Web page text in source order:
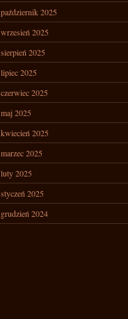
październik 2025
wrzesień 2025
sierpień 2025
lipiec 2025
czerwiec 2025
maj 2025
kwiecień 2025
marzec 2025
luty 2025
styczeń 2025
grudzień 2024